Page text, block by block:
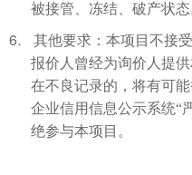
被接管、冻结、破产状态
6. 其他要求： 本项目不接受
报价 人曾经为询价人提
在不良记录的，将有可能
企业信用信息公示系统“
绝参与本项目。